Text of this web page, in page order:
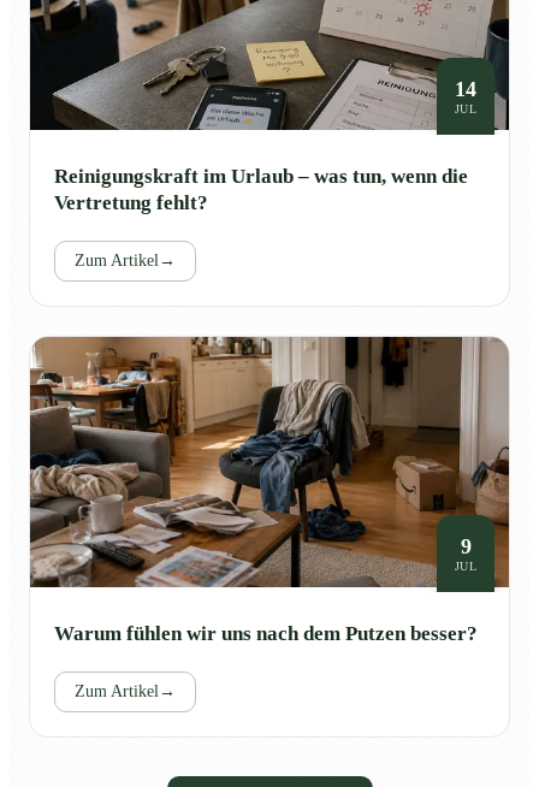
14
JUL
Reinigungskraft im Urlaub – was tun, wenn die
Vertretung fehlt?
Zum Artikel→
9
JUL
Warum fühlen wir uns nach dem Putzen besser?
Zum Artikel→